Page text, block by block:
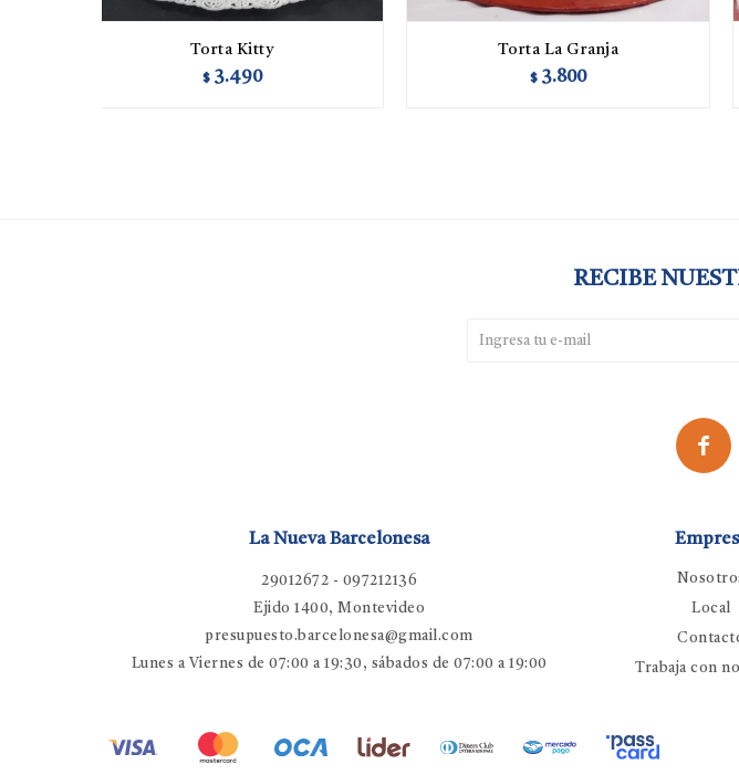
Torta Kitty
$ 3.490
Torta La Granja
$ 3.800
La Nueva Barcelonesa
29012672 - 097212136
Ejido 1400, Montevideo
presupuesto.barcelonesa@gmail.com
Lunes a Viernes de 07:00 a 19:30, sábados de 07:00 a 19:00
Local
Trabaja con
RECIBE
